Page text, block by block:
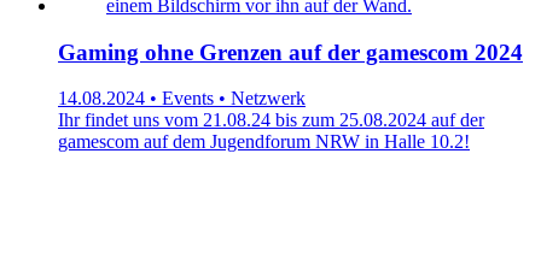
Gaming ohne Grenzen auf der gamescom 2024
14.08.2024 • Events • Netzwerk
Ihr findet uns vom 21.08.24 bis zum 25.08.2024 auf der
gamescom auf dem Jugendforum NRW in Halle 10.2!